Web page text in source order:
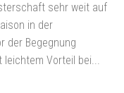
sehr weit auf
in der
der Begegnung
leichtem Vorteil bei...